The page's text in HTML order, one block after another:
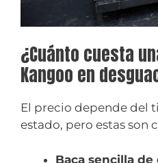
¿Cuánto cuesta
Kangoo en
El precio depende del
estado, pero estas son
Baca sencilla de